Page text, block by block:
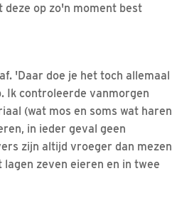
deze op zo'n moment best
'Daar doe je het toch allemaal
Ik controleerde vanmorgen
(wat mos en soms wat haren
in ieder geval geen
zijn altijd vroeger dan mezen
zeven eieren en in twee